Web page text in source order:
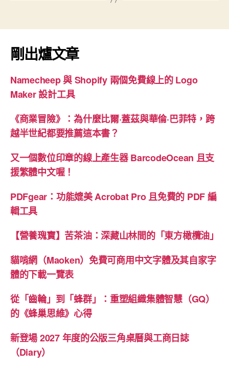
剛出爐文章
Namecheep 與 Shopify 兩個免費線上的 Logo
Maker 設計工具
《商業冒險》：為什麼比爾·蓋茲與華倫·巴菲特，跨
越半世紀都要推薦這本書？
又一個數位印章的線上產生器 BarcodeOcean 且支
援繁體中文喔！
PDFgear：功能媲美 Acrobat Pro 且免費的 PDF 編
輯工具
【營養瑰寶】苦茶油：深藏山林間的「東方橄欖油」
貓啃網（Maoken）免費可商用中文字體及其自家字
體的下載一覽表
從「齒輪」到「蜂群」：重塑組織集體智慧（GQ）
的《蜂巢思維》心得
新登場 2027 年度的公版三角桌曆與工商日誌
（Diary）